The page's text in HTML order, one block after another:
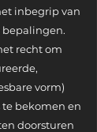
inbegrip van
bepalingen.
recht om
vorm)
te bekomen en
doorsturen